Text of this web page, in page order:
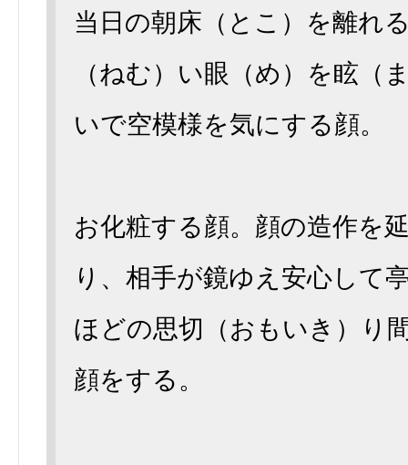
当日の朝床（とこ）を離れ
（ねむ）い眼（め）を眩（
いで空模様を気にする顔。
お化粧する顔。顔の造作を
り、相手が鏡ゆえ安心して
ほどの思切（おもいき）り
顔をする。